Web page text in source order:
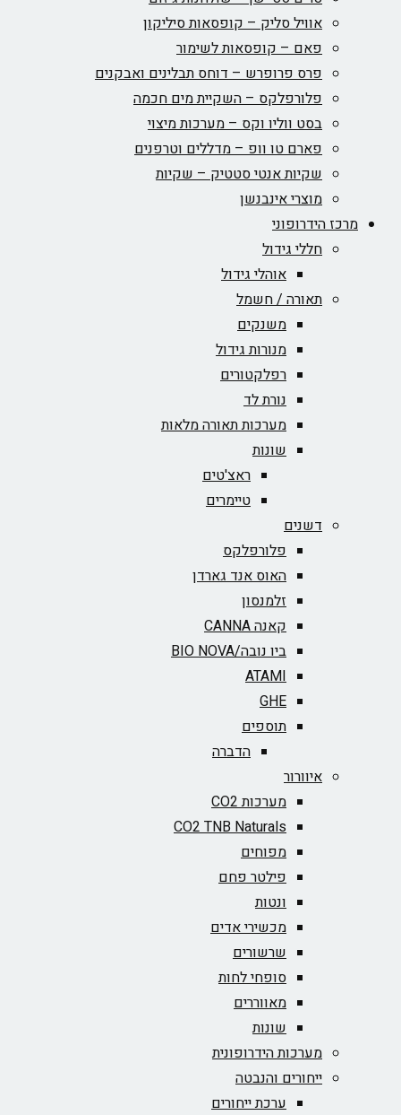
אוויל סליק – קופסאות סיליקון
פאם – קופסאות לשימור
פרס פרופרש – דוחס תבלינים ואבקנים
פלורפלקס – השקיית מים חכמה
בסט ווליו וקס – מערכות מיצוי
פארם טו וופ – מדללים וטרפנים
שקיות אנטי סטטיק – שקיות
מוצרי אינבנשן
מרכז הידרופוני
חללי גידול
אוהלי גידול
תאורה / חשמל
משנקים
מנורות גידול
רפלקטורים
נורת לד
מערכות תאורה מלאות
שונות
ראצ'טים
טיימרים
דשנים
פלורפלקס
האוס אנד גארדן
זלמנסון
קאנה CANNA
ביו נובה/BIO NOVA‏
ATAMI
GHE
תוספים
הדברה
איוורור
מערכות CO2
CO2 TNB Naturals
מפוחים
פילטר פחם
ונטות
מכשירי אדים
שרשורים
סופחי לחות
מאווררים
שונות
מערכות הידרופונית
ייחורים והנבטה
ערכת ייחורים